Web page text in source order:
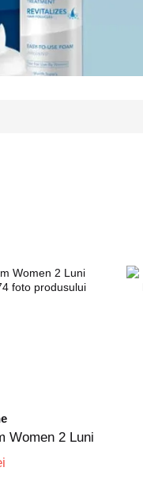
Women 2 Luni